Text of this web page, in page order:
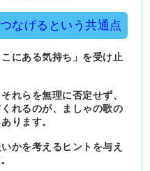
なげるという共通点
にある気持ち」を受け止
れらを無理に否定せず、
れるのが、ましゃの歌の
ります。
かを考えるヒントを与え